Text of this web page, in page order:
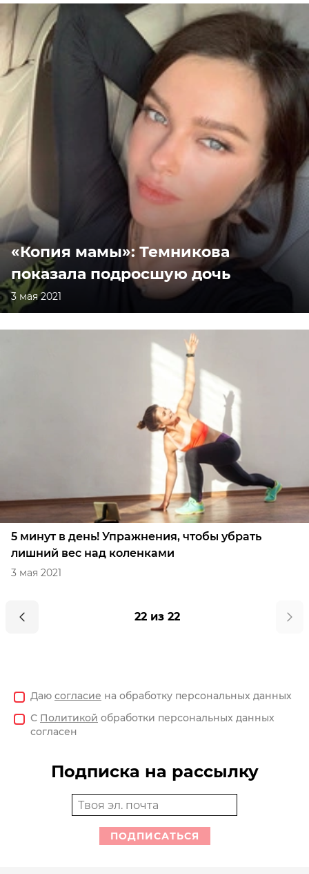
«Копия мамы»: Темникова
показала подросшую дочь
3 мая 2021
5 минут в день! Упражнения, чтобы убрать
лишний вес над коленками
3 мая 2021
22 из 22
Даю согласие на обработку персональных данных
С Политикой обработки персональных данных
согласен
Подписка на рассылку
ПОДПИСАТЬСЯ